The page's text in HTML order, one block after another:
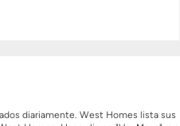
diariamente. West Homes lista sus